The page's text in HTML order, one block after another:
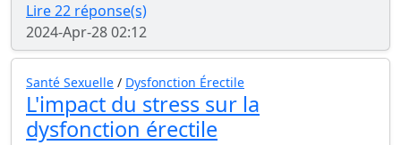
Lire 22 réponse(s)
2024-Apr-28 02:12
Santé Sexuelle / Dysfonction Érectile
L'impact du stress sur la
dysfonction érectile